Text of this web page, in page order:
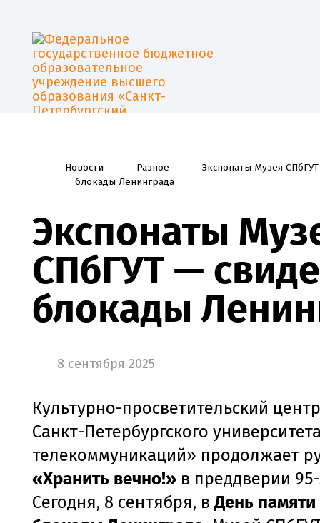
Новости Разное
Экспонаты Музея
блокады Ленинграда
Экспонаты
СПбГУТ —
блокады
8 сентября 2025
Культурно-просветительский
Санкт-Петербургского
телекоммуникаций» продолжает
«Хранить вечно!» в преддверии
Сегодня, 8 сентября, вДень